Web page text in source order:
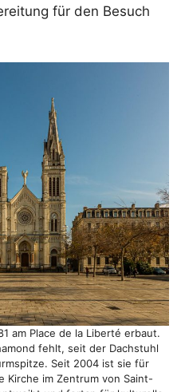
für den Besuch
am Place de la Liberté erbaut.
fehlt, seit der Dachstuhl
Seit 2004 ist sie für
Kirche im Zentrum von Saint-